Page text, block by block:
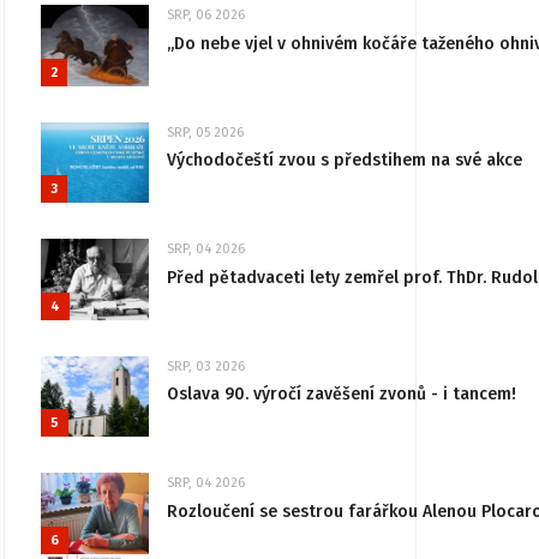
2
SRP, 06 2026
„Do nebe vjel v ohnivém kočáře taženého
3
SRP, 05 2026
Východočeští zvou s předstihem na své akce
4
SRP, 04 2026
Před pětadvaceti lety zemřel prof. ThDr.
5
SRP, 03 2026
Oslava 90. výročí zavěšení zvonů - i tancem!
6
SRP, 04 2026
Rozloučení se sestrou farářkou Alenou